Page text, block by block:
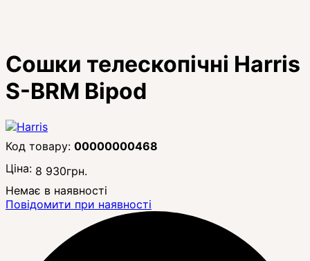
Сошки телескопічні Harris
S-BRM Bipod
00000000468
Ціна: 8 930грн.
Немає в наявності
Повідомити при наявності